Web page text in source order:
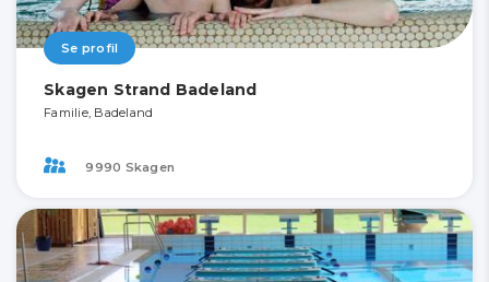
Se profil
Skagen Strand Badeland
Familie, Badeland
9990 Skagen